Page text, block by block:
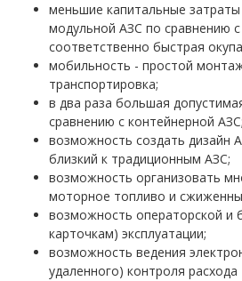
меньшие капитальные
модульной АЗС по сравнению
соответственно быстрая
мобильность - простой
транспортировка;
в два раза большая
сравнению с контейнерной АЗС;
возможность создать дизайн
близкий к традиционным АЗС;
возможность организовать
моторное топливо и
возможность операторской и
карточкам) эксплуатации;
возможность ведения
удаленного) контроля